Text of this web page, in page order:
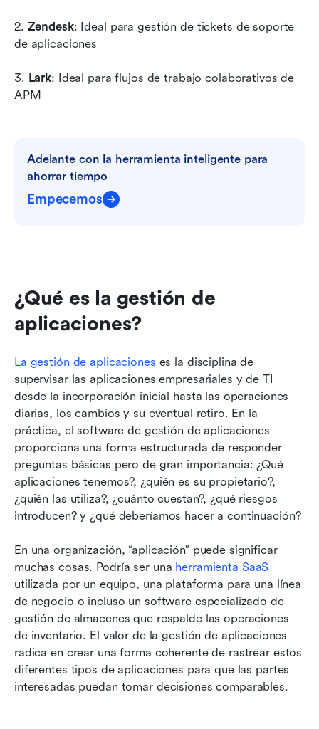
2. Zendesk: Ideal para gestión de tickets de soporte
de aplicaciones
3. Lark: Ideal para flujos de trabajo colaborativos de
APM
Adelante con la herramienta inteligente para
ahorrar tiempo
Empecemos
¿Qué es la gestión de
aplicaciones?
La gestión de aplicaciones es la disciplina de
supervisar las aplicaciones empresariales y de TI
desde la incorporación inicial hasta las operaciones
diarias, los cambios y su eventual retiro. En la
práctica, el software de gestión de aplicaciones
proporciona una forma estructurada de responder
preguntas básicas pero de gran importancia: ¿Qué
aplicaciones tenemos?, ¿quién es su propietario?,
¿quién las utiliza?, ¿cuánto cuestan?, ¿qué riesgos
introducen? y ¿qué deberíamos hacer a continuación?
En una organización, “aplicación” puede significar
muchas cosas. Podría ser una herramienta SaaS
utilizada por un equipo, una plataforma para una línea
de negocio o incluso un software especializado de
gestión de almacenes que respalde las operaciones
de inventario. El valor de la gestión de aplicaciones
radica en crear una forma coherente de rastrear estos
diferentes tipos de aplicaciones para que las partes
interesadas puedan tomar decisiones comparables.